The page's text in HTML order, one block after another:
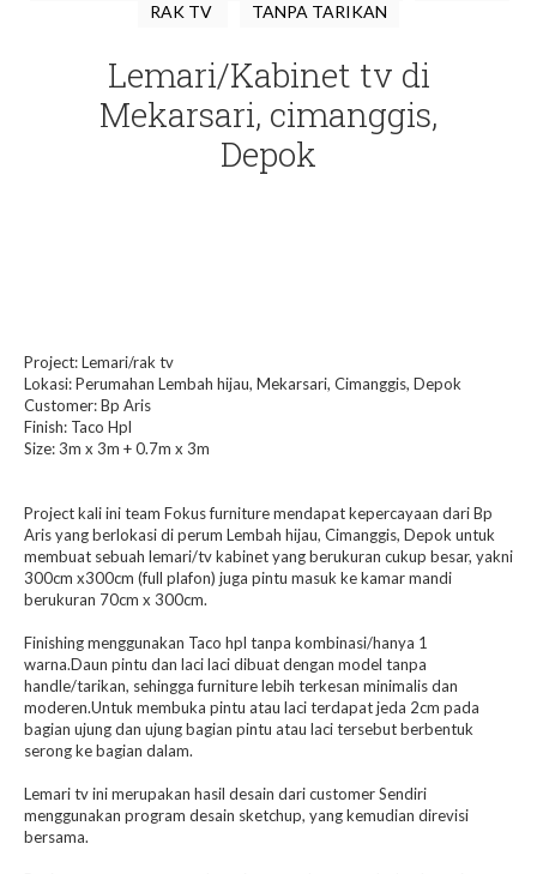
RAK TV
TANPA TARIKAN
Lemari/Kabinet tv di
Mekarsari, cimanggis,
Depok
Project: Lemari/rak tv
Lokasi: Perumahan Lembah hijau, Mekarsari, Cimanggis, Depok
Customer: Bp Aris
Finish: Taco Hpl
Size: 3m x 3m + 0.7m x 3m
Project kali ini team Fokus furniture mendapat kepercayaan dari Bp
Aris yang berlokasi di perum Lembah hijau, Cimanggis, Depok untuk
membuat sebuah lemari/tv kabinet yang berukuran cukup besar, yakni
300cm x300cm (full plafon) juga pintu masuk ke kamar mandi
berukuran 70cm x 300cm.
Finishing menggunakan Taco hpl tanpa kombinasi/hanya 1
warna.Daun pintu dan laci laci dibuat dengan model tanpa
handle/tarikan, sehingga furniture lebih terkesan minimalis dan
moderen.Untuk membuka pintu atau laci terdapat jeda 2cm pada
bagian ujung dan ujung bagian pintu atau laci tersebut berbentuk
serong ke bagian dalam.
Lemari tv ini merupakan hasil desain dari customer Sendiri
menggunakan program desain sketchup, yang kemudian direvisi
bersama.